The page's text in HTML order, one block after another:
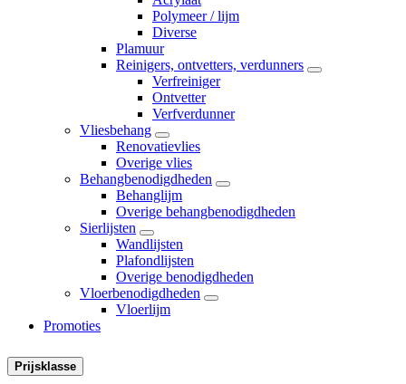
Polymeer / lijm
Diverse
Plamuur
Reinigers, ontvetters, verdunners
Verfreiniger
Ontvetter
Verfverdunner
Vliesbehang
Renovatievlies
Overige vlies
Behangbenodigdheden
Behanglijm
Overige behangbenodigdheden
Sierlijsten
Wandlijsten
Plafondlijsten
Overige benodigdheden
Vloerbenodigdheden
Vloerlijm
Promoties
Prijsklasse